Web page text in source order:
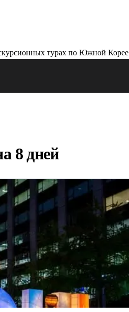
8 дней